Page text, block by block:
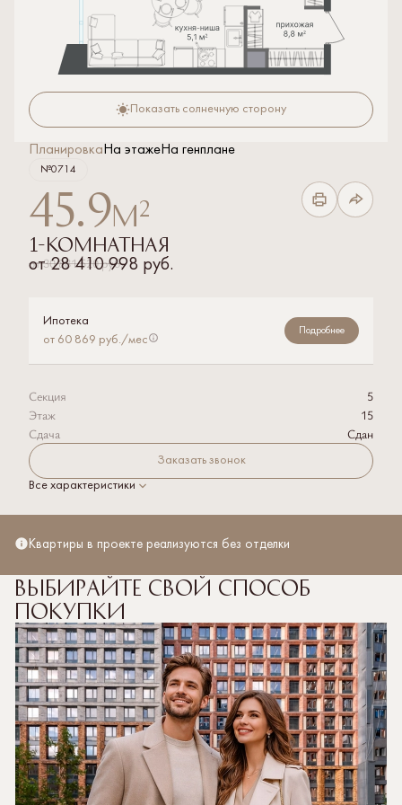
Показать солнечную сторону
Планировка На этажеНа генплане
№0714
45.9м2
1-комнатная
от30 881 520 руб.
от28 410 998 руб.
Ипотека
от 60 869 руб./мес
Подробнее
Секция
5
Этаж
15
Сдача
Сдан
Заказать звонок
Все характеристики
Квартиры в проекте реализуются без отделки
Выбирайте свой способ
покупки
Полная стоимость кредита рассчитывается
от 3,936% до 20,039% со ставкой от 3,5% на весь
срок кредитования. Первоначальный взнос от 20,1%.
Подробнее об условиях кредитования, необходимых